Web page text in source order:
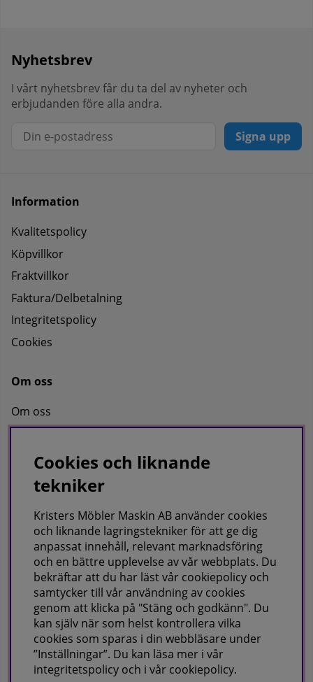
Nyhetsbrev
I vårt nyhetsbrev får du ta del av nyheter och
erbjudanden före alla andra.
Signa upp
Information
Kvalitetspolicy
Köpvillkor
Fraktvillkor
Faktura/Delbetalning
Integritetspolicy
Cookies
Om oss
Om oss
Kontakta oss
KRISTERS MÖBLER MASKIN AB
Postadress:
GÅRDSJÖ 41, 686 96 SUNNE
Besöks & leveransadress:
Gårdsjö 41, 686 96 Sunne
Telefon:0565-711027
E-post:info@kristersmoblermaskin.se
Orgnr: 5567527923
ÖPPET: Mån-Fre 10-18
Här finns vi som företag,klicka här
Cookies och liknande
tekniker
Kristers Möbler Maskin AB använder cookies
och liknande lagringstekniker för att ge dig
anpassat innehåll, relevant marknadsföring
och en bättre upplevelse av vår webbplats. Du
bekräftar att du har läst vår cookiepolicy och
samtycker till vår användning av cookies
genom att klicka på "Stäng och godkänn". Du
kan själv när som helst kontrollera vilka
cookies som sparas i din webbläsare under
”Inställningar”. Du kan läsa mer i vår
integritetspolicy och i vår cookiepolicy.